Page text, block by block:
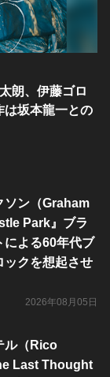
朗、伊藤ゴロ
は坂本龍一との
ソン（Graham
Park』ブラ
による60年代ブ
ックを想起させ
2026年08月05日
ル（Rico
Last Thought